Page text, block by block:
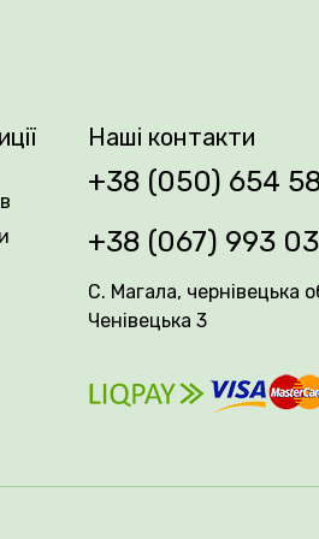
між рослинами — 40–50 см.
ґрунту та 2–3 підживлення
Наші контакти
+38 (050) 654
+38 (067) 993
С. Магала, чернівецька
Ченівецька 3